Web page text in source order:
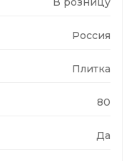
Россия
Плитка
80
Да